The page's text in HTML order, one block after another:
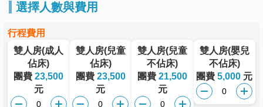
選擇人數與費用
行程費用
雙人房(成人
佔床)
團費23,500
元
雙人房(兒童
佔床)
團費 23,500
元
雙人房(兒童
不佔床)
團費21,500
元
雙人房(嬰兒
不佔床)
團費5,000 元